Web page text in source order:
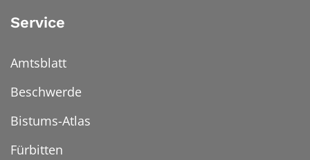
Service
Amtsblatt
Beschwerde
Bistums-Atlas
Fürbitten